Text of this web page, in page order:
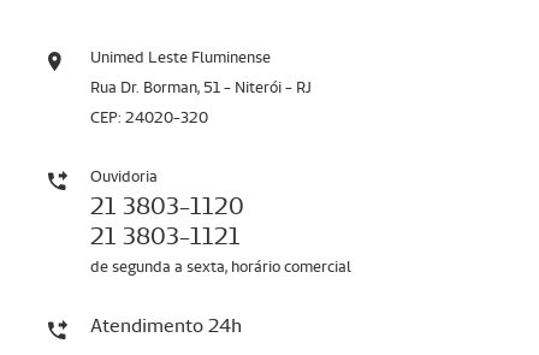
Unimed Leste Fluminense
Rua Dr. Borman, 51 - Niterói - RJ
CEP: 24020-320
Ouvidoria
21 3803-1120
21 3803-1121
de segunda a sexta, horário comercial
Atendimento 24h